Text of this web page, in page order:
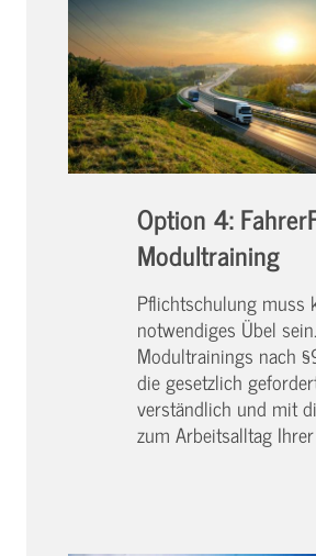
Option 4:
Modultraining
Pflichtschulung muss
notwendiges Übel
Modultrainings nach
die gesetzlich
verständlich und mit
zum Arbeitsalltag